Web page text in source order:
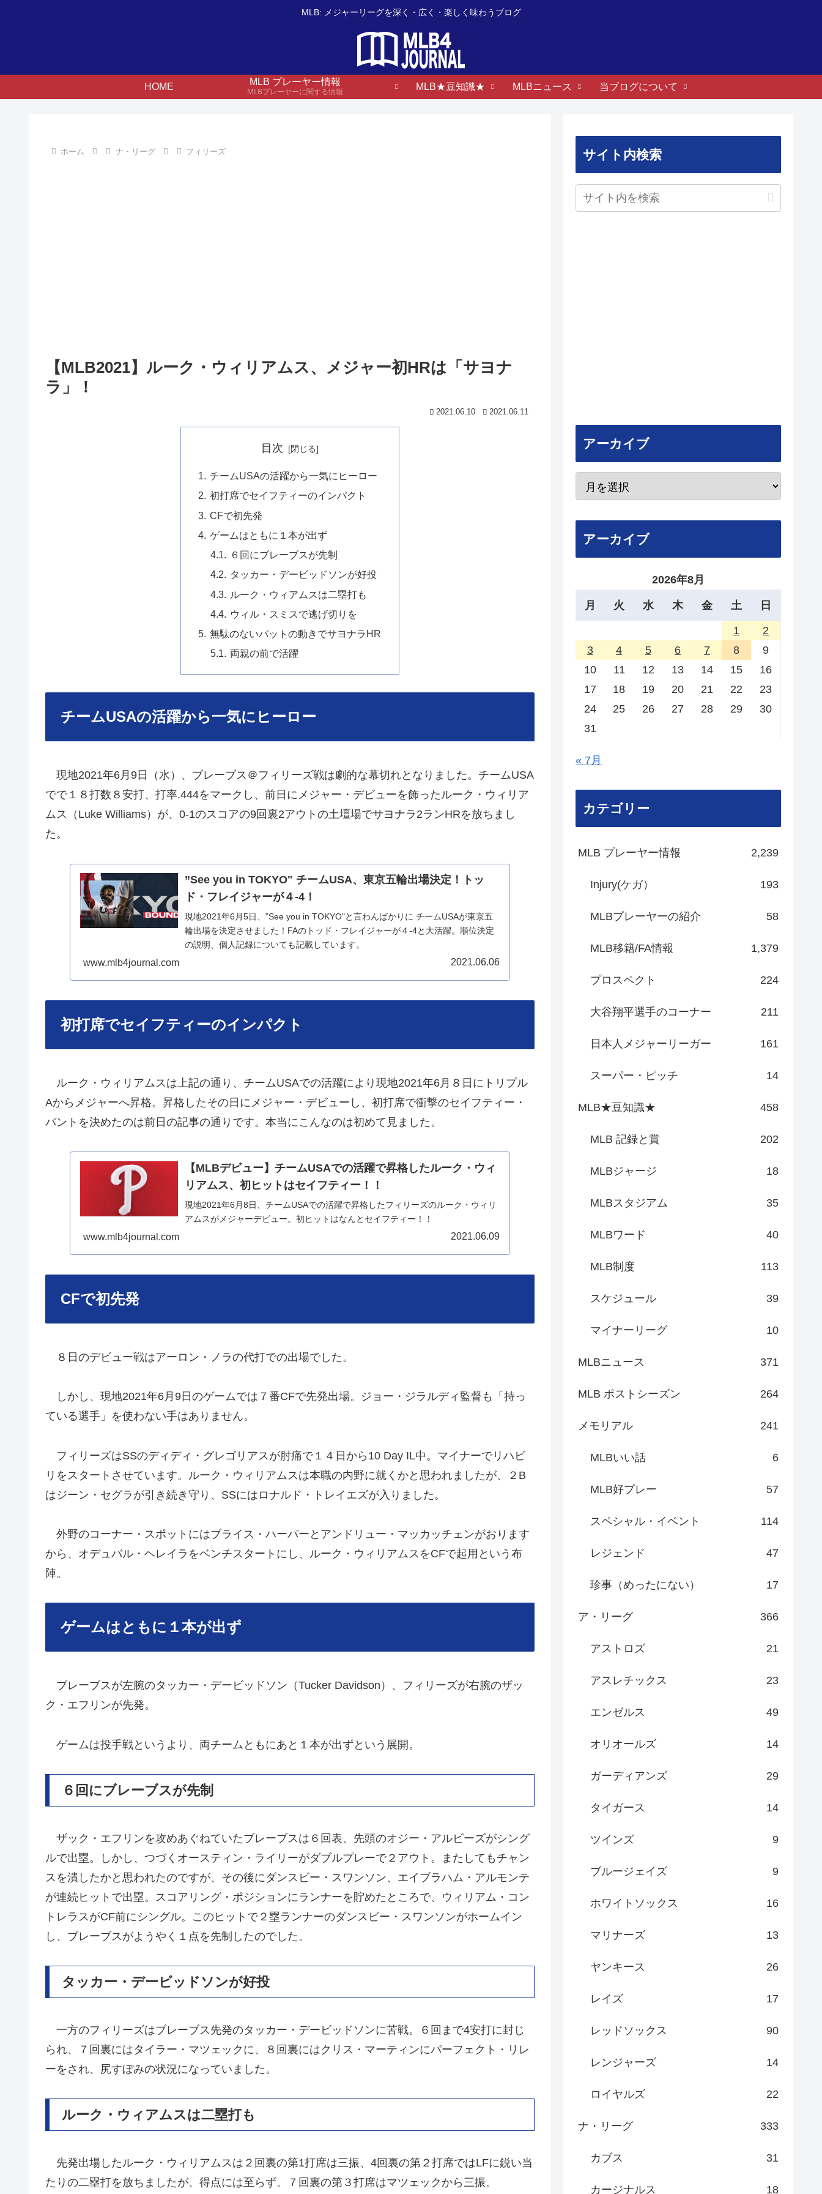
MLB: メジャーリーグを深く・広く・楽しく味わうブログ
HOME
MLB プレーヤー情報
MLBプレーヤーに関する情報
MLB★豆知識★ MLBニュース 当ブログについて
ホーム ナ・リーグ フィリーズ
【MLB2021】ルーク・ウィリアムス、メジャー初HRは「サヨナ
ラ」！
2021.06.10 2021.06.11
目次
チームUSAの活躍から一気にヒーロー
初打席でセイフティーのインパクト
CFで初先発
ゲームはともに１本が出ず
６回にブレーブスが先制
タッカー・デービッドソンが好投
ルーク・ウィアムスは二塁打も
ウィル・スミスで逃げ切りを
無駄のないバットの動きでサヨナラHR
両親の前で活躍
チームUSAの活躍から一気にヒーロー
現地2021年6月9日（水）、ブレーブス＠フィリーズ戦は劇的な幕切れとなりました。チームUSA
でで１８打数８安打、打率.444をマークし、前日にメジャー・デビューを飾ったルーク・ウィリア
ムス（Luke Williams）が、0-1のスコアの9回裏2アウトの土壇場でサヨナラ2ランHRを放ちまし
た。
”See you in TOKYO" チームUSA、東京五輪出場決定！トッ
ド・フレイジャーが４-4！
現地2021年6月5日、”See you in TOKYO"と言わんばかりに チームUSAが東京五
輪出場を決定させました！FAのトッド・フレイジャーが４-4と大活躍。順位決定
の説明、個人記録についても記載しています。
www.mlb4journal.com 2021.06.06
初打席でセイフティーのインパクト
ルーク・ウィリアムスは上記の通り、チームUSAでの活躍により現地2021年6月８日にトリプル
Aからメジャーへ昇格。昇格したその日にメジャー・デビューし、初打席で衝撃のセイフティー・
バントを決めたのは前日の記事の通りです。本当にこんなのは初めて見ました。
【MLBデビュー】チームUSAでの活躍で昇格したルーク・ウィ
リアムス、初ヒットはセイフティー！！
現地2021年6月8日、チームUSAでの活躍で昇格したフィリーズのルーク・ウィリ
アムスがメジャーデビュー。初ヒットはなんとセイフティー！！
www.mlb4journal.com 2021.06.09
CFで初先発
８日のデビュー戦はアーロン・ノラの代打での出場でした。
しかし、現地2021年6月9日のゲームでは７番CFで先発出場。ジョー・ジラルディ監督も「持っ
ている選手」を使わない手はありません。
フィリーズはSSのディディ・グレゴリアスが肘痛で１４日から10 Day IL中。マイナーでリハビ
リをスタートさせています。ルーク・ウィリアムスは本職の内野に就くかと思われましたが、２B
はジーン・セグラが引き続き守り、SSにはロナルド・トレイエズが入りました。
外野のコーナー・スポットにはブライス・ハーパーとアンドリュー・マッカッチェンがおります
から、オデュバル・ヘレイラをベンチスタートにし、ルーク・ウィリアムスをCFで起用という布
陣。
ゲームはともに１本が出ず
ブレーブスが左腕のタッカー・デービッドソン（Tucker Davidson）、フィリーズが右腕のザッ
ク・エフリンが先発。
ゲームは投手戦というより、両チームともにあと１本が出ずという展開。
６回にブレーブスが先制
ザック・エフリンを攻めあぐねていたブレーブスは６回表、先頭のオジー・アルビーズがシング
ルで出塁。しかし、つづくオースティン・ライリーがダブルプレーで２アウト。またしてもチャン
スを潰したかと思われたのですが、その後にダンスビー・スワンソン、エイブラハム・アルモンテ
が連続ヒットで出塁。スコアリング・ポジションにランナーを貯めたところで、ウィリアム・コン
トレラスがCF前にシングル。このヒットで２塁ランナーのダンスビー・スワンソンがホームイン
し、ブレーブスがようやく１点を先制したのでした。
タッカー・デービッドソンが好投
一方のフィリーズはブレーブス先発のタッカー・デービッドソンに苦戦。６回まで4安打に封じ
られ、７回裏にはタイラー・マツェックに、８回裏にはクリス・マーティンにパーフェクト・リレ
ーをされ、尻すぼみの状況になっていました。
ルーク・ウィアムスは二塁打も
先発出場したルーク・ウィリアムスは２回裏の第1打席は三振、4回裏の第２打席ではLFに鋭い当
たりの二塁打を放ちましたが、得点には至らず。７回裏の第３打席はマツェックから三振。
サイト内検索
アーカイブ
アーカイブ
2026年8月
月 火 水 木 金 土 日
1
2
3
4 5 6 7 8
9
10
11 12 13 14 15
16
17
18 19 20 21 22
23
24
25 26 27 28 29
30
31
« 7月
カテゴリー
MLB プレーヤー情報 2,239
Injury(ケガ） 193
MLBプレーヤーの紹介 58
MLB移籍/FA情報 1,379
プロスペクト 224
大谷翔平選手のコーナー 211
日本人メジャーリーガー 161
スーパー・ピッチ 14
MLB★豆知識★ 458
MLB 記録と賞 202
MLBジャージ 18
MLBスタジアム 35
MLBワード 40
MLB制度 113
スケジュール 39
マイナーリーグ 10
MLBニュース 371
MLB ポストシーズン 264
メモリアル 241
MLBいい話 6
MLB好プレー 57
スペシャル・イベント 114
レジェンド 47
珍事（めったにない） 17
ア・リーグ 366
アストロズ 21
アスレチックス 23
エンゼルス 49
オリオールズ 14
ガーディアンズ 29
タイガース 14
ツインズ 9
ブルージェイズ 9
ホワイトソックス 16
マリナーズ 13
ヤンキース 26
レイズ 17
レッドソックス 90
レンジャーズ 14
ロイヤルズ 22
ナ・リーグ 333
カブス 31
カージナルス 18